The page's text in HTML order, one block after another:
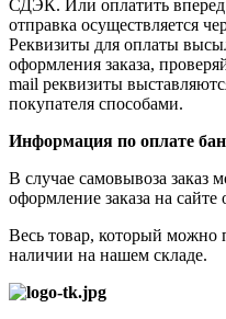
СДЭК. Или оплатить
отправка осуществляется
Реквизиты для оплаты
оформления заказа,
mail реквизиты
покупателя способами.
Информация по оплате
В случае самовывоза заказ
оформление заказа на сайте
Весь товар, который можно
наличии на нашем складе.